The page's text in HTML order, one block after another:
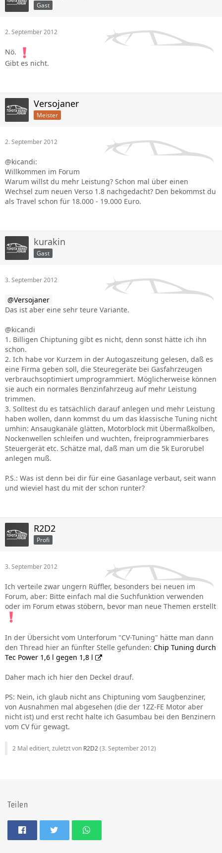
Gast
2. September 2012
Nö.
Gibt es nicht.
Versojaner
Meister
2. September 2012
@kicandi:
Willkommen im Forum
Warum willst du mehr Leistung? Schon mal über einen
Wechsel zum neuen Verso 1.8 nachgedacht? Den bekommst du
als Travel schon für 18.000 - 19.000 Euro.
kurakin
Gast
3. September 2012
Versojaner
Das ist aber eine sehr teure Variante.
@kicandi
1. Billigen Chiptuning gibt es nicht, denn sonst hätte ich ihn
schon.
2. Ich habe vor Kurzem in der Autogaszeitung gelesen, daß es
eine Firma geben soll, die Steuregeräte bei Gasfahrzeugen
verbrauchsoptimiert umprogrammiert. Möglicherweise können
sie auch ein normales Benzinfahrzeug auf mehr Leistung
trimmen.
3. Solltest du es tatsächlich darauf anlegen und mehr Leistung
haben wollen, dann kommst du um das klassische Tuning nicht
umhin: Ansaugkanäle glätten, Motorblock mit Übermaßkolben,
Nockenwellen schleifen und wuchten, freiprogrammierbares
Steuergerät etc. Schätze mal, daß man um die 5k Eurorubel
anlegen muß.
P.S.: Was ist denn bei dir für eine Gasanlage verbaut, seit wann
und wieviel hast du mit der schon runter?
R2D2
Profi
3. September 2012
Ich verteile zwar ungern Rüffler, besonders bei neuen im
Forum, aber: Bitte einfach mal die Suchfunktion verwenden
oder im Forum etwas stöbern, bevor man neue Themen erstellt
In der Übersicht vom Unterforum "CV-Tuning" hätte man dann
den Thread hier an fünfter Stelle gefunden: Chip Tuning durch
Tec Power 1,6 l gegen 1,8 l
Daher mach ich hier den Deckel drauf.
PS: Nein, ich glaub nicht ans Chiptuning vom Saugbenziner,
von Ausnahmen mal abgesehen (die der 1ZZ-FE Motor aber
nicht ist) und erst recht halte ich Gasumbau bei den Benzinern
vom CV für gewagt.
2 Mal editiert, zuletzt von R2D2(3. September 2012)
Teilen